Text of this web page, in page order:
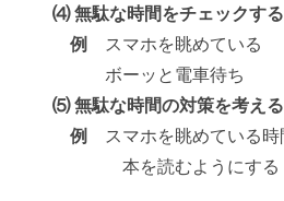
⑷ 無駄な時間をチェックする
例 スマホを眺めている
ボーッと電車待ち
⑸ 無駄な時間の対策を考える
例 スマホを眺めている時
本を読むようにする